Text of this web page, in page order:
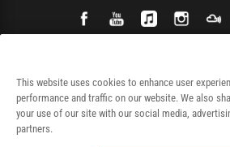
This website uses cookies to enhance user
performance and traffic on our website. We also
your use of our site with our social media,
partners.